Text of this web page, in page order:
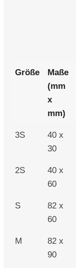
Größe
Maße
(mm
x
mm)
3S
40 x
30
2S
40 x
60
S
82 x
60
M
82 x
90